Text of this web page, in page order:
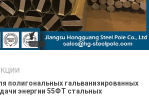
полигональных гальванизированных
энергии 55ФТ стальных